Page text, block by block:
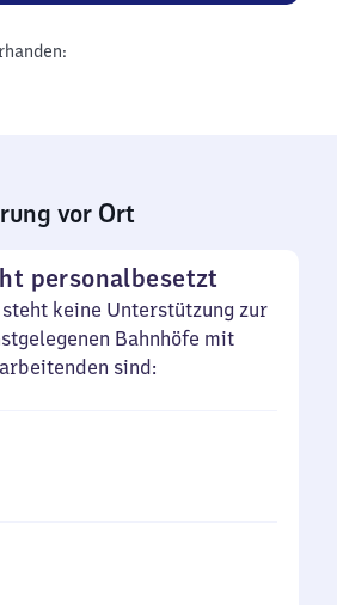
vor Ort
personalbesetzt
keine Unterstützung zur
Bahnhöfe mit
sind: